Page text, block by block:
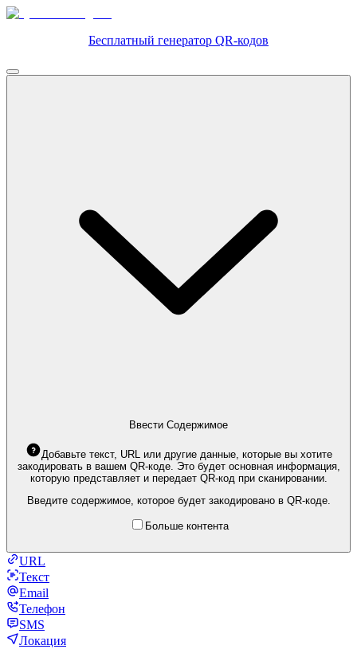
Бесплатный генератор QR-кодов
Ввести Содержимое
Добавьте текст, URL или другие данные, которые вы хотите
закодировать в вашем QR-коде. Это будет основная информация,
которую представляет и передает QR-код при сканировании.
Введите содержимое, которое будет закодировано в QR-коде.
Больше контента
URL
Текст
Email
Телефон
SMS
Локация